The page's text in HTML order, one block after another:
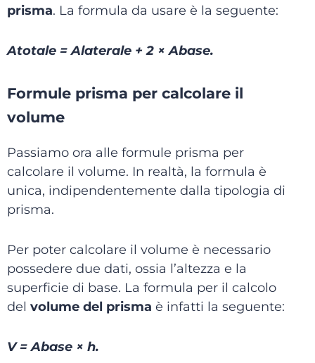
prisma. La formula da usare è la seguente:
Atotale = Alaterale + 2 × Abase.
Formule prisma per calcolare il
volume
Passiamo ora alle formule prisma per
calcolare il volume. In realtà, la formula è
unica, indipendentemente dalla tipologia di
prisma.
Per poter calcolare il volume è necessario
possedere due dati, ossia l’altezza e la
superficie di base. La formula per il calcolo
del volume del prisma è infatti la seguente:
V = Abase × h.